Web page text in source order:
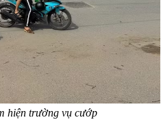
hiện trường vụ cướp